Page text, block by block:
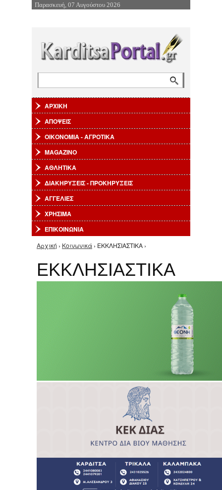
Επιστροφή στην Πλοήγηση
Παρασκευή, 07 Αυγούστου 2026
ΑΡΧΙΚΗ
ΑΠΟΨΕΙΣ
ΟΙΚΟΝΟΜΙΑ - ΑΓΡΟΤΙΚΑ
MAGAZINO
ΑΘΛΗΤΙΚΑ
ΔΙΑΚΗΡΥΞΕΙΣ - ΠΡΟΚΗΡΥΞΕΙΣ
ΑΓΓΕΛΙΕΣ
ΧΡΗΣΙΜΑ
ΕΠΙΚΟΙΝΩΝΙΑ
Είστε εδώ
Αρχική › Κοινωνικά › ΕΚΚΛΗΣΙΑΣΤΙΚΑ ›
ΕΚΚΛΗΣΙΑΣΤΙΚΑ